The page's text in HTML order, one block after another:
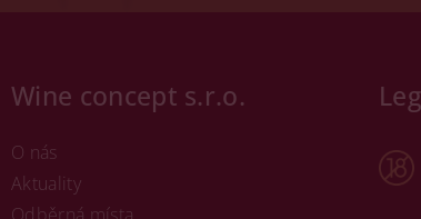
Wine concept s.r.o.
O nás
Aktuality